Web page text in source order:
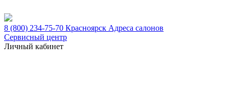
8 (800) 234-75-70 Красноярск Адреса салонов
Сервисный центр
Личный кабинет